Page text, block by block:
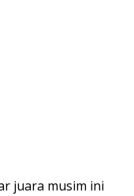
juara musim ini